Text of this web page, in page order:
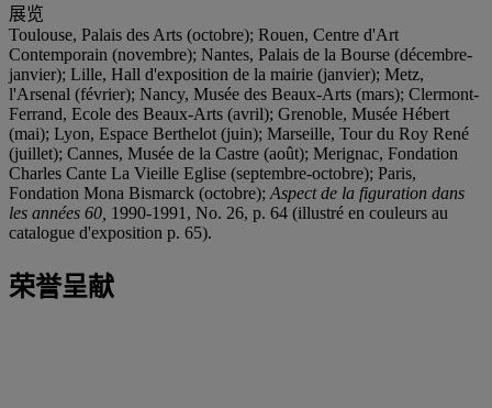
展览
Toulouse, Palais des Arts (octobre); Rouen, Centre d'Art
Contemporain (novembre); Nantes, Palais de la Bourse (décembre-
janvier); Lille, Hall d'exposition de la mairie (janvier); Metz,
l'Arsenal (février); Nancy, Musée des Beaux-Arts (mars); Clermont-
Ferrand, Ecole des Beaux-Arts (avril); Grenoble, Musée Hébert
(mai); Lyon, Espace Berthelot (juin); Marseille, Tour du Roy René
(juillet); Cannes, Musée de la Castre (août); Merignac, Fondation
Charles Cante La Vieille Eglise (septembre-octobre); Paris,
Fondation Mona Bismarck (octobre); Aspect de la figuration dans
les années 60, 1990-1991, No. 26, p. 64 (illustré en couleurs au
catalogue d'exposition p. 65).
荣誉呈献